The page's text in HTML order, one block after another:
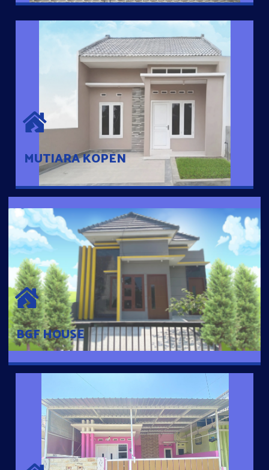
MUTIARA KOPEN
MUTIARA KOPEN
Hunian nyaman dengan suasana pedesaan. 10 menit dari pusat
kota, 2 menit dari Ring Road
BGF HOUSE
BGF HOUSE
Hunian Mewah Pusat Kota dengan fasilitas Free Desain, Dapur,
Parkir Mobil dengan 3 Kamar Tidur dan 2 Kamar Mandi.
GRIYA ASRI BOGORAN
Desain Modern Minimalis dengan Konsep Rumah Pintar
Sehingga Memudahkan Penghuni mengakses rumahnya